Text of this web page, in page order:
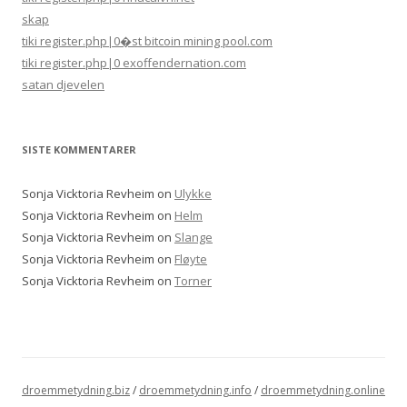
skap
tiki register.php|0�st bitcoin mining pool.com
tiki register.php|0 exoffendernation.com
satan djevelen
SISTE KOMMENTARER
Sonja Vicktoria Revheim on Ulykke
Sonja Vicktoria Revheim on Helm
Sonja Vicktoria Revheim on Slange
Sonja Vicktoria Revheim on Fløyte
Sonja Vicktoria Revheim on Torner
droemmetydning.biz/ droemmetydning.info / droemmetydning.online